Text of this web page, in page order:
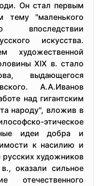
Он стал первым
тему "маленького
впоследствии
искусства.
художественной
XIX в. стало
выдающегося
А.А.Иванов
над гигантским
народу", вложив в
этическое
идеи добра и
к насилию и
художников
оказали сильное
отечественного